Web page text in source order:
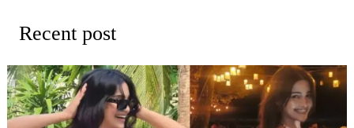
Recent post